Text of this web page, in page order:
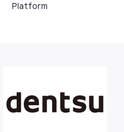
Platform